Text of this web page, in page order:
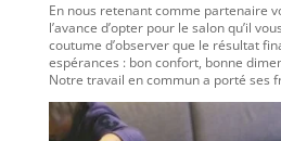
En nous retenant comme partenaire
l’avance d’opter pour le salon qu’il
coutume d’observer que le résultat
espérances : bon confort, bonne
Notre travail en commun a porté ses